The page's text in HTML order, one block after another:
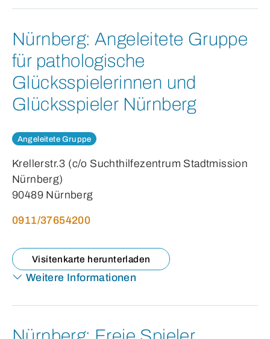
Nürnberg: Angeleitete Gruppe
für pathologische
Glücksspielerinnen und
Glücksspieler Nürnberg
Angeleitete Gruppe
Krellerstr.3 (c/o Suchthilfezentrum Stadtmission
Nürnberg)
90489 Nürnberg
0911/37654200
Visitenkarte herunterladen
Weitere Informationen